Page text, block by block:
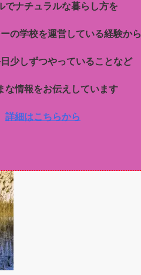
でナチュラルな暮らし方を
の学校を運営している経験から
少しずつやっていることなど
な情報をお伝えしています
詳細はこちらから